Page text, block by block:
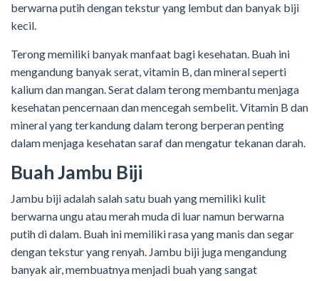
berwarna putih dengan tekstur yang lembut dan banyak biji
kecil.
Terong memiliki banyak manfaat bagi kesehatan. Buah ini
mengandung banyak serat, vitamin B, dan mineral seperti
kalium dan mangan. Serat dalam terong membantu menjaga
kesehatan pencernaan dan mencegah sembelit. Vitamin B dan
mineral yang terkandung dalam terong berperan penting
dalam menjaga kesehatan saraf dan mengatur tekanan darah.
Buah Jambu Biji
Jambu biji adalah salah satu buah yang memiliki kulit
berwarna ungu atau merah muda di luar namun berwarna
putih di dalam. Buah ini memiliki rasa yang manis dan segar
dengan tekstur yang renyah. Jambu biji juga mengandung
banyak air, membuatnya menjadi buah yang sangat